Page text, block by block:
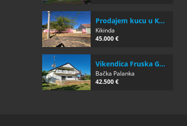
Prodajem kucu u K...
Kikinda
45.000 €
Vikendica Fruska G...
Bačka Palanka
42.500 €